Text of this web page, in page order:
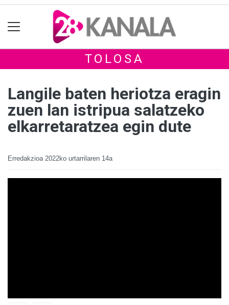
TOLOSA
Langile baten heriotza eragin
zuen lan istripua salatzeko
elkarretaratzea egin dute
Erredakzioa 2022ko urtarrilaren 14a